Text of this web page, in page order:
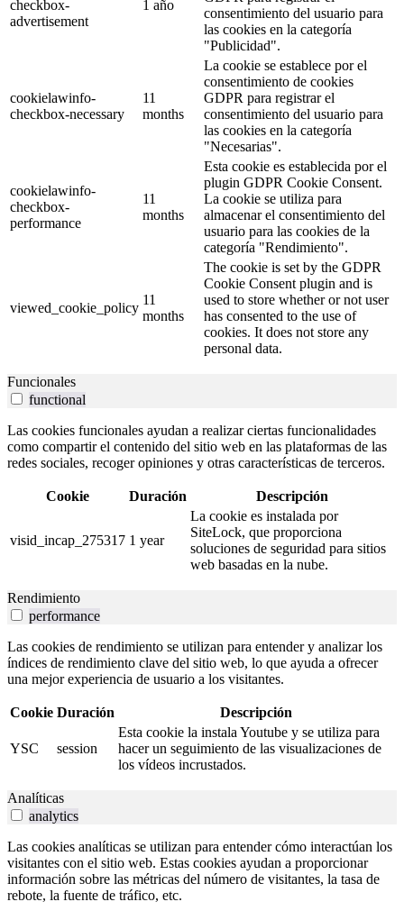
checkbox-
advertisement
1 año
consentimiento del usuario para
las cookies en la categoría
"Publicidad".
cookielawinfo-
checkbox-necessary
11
months
La cookie se establece por el
consentimiento de cookies
GDPR para registrar el
consentimiento del usuario para
las cookies en la categoría
"Necesarias".
cookielawinfo-
checkbox-
performance
11
months
Esta cookie es establecida por el
plugin GDPR Cookie Consent.
La cookie se utiliza para
almacenar el consentimiento del
usuario para las cookies de la
categoría "Rendimiento".
viewed_cookie_policy
11
months
The cookie is set by the GDPR
Cookie Consent plugin and is
used to store whether or not user
has consented to the use of
cookies. It does not store any
personal data.
Funcionales
functional
Las cookies funcionales ayudan a realizar ciertas funcionalidades
como compartir el contenido del sitio web en las plataformas de las
redes sociales, recoger opiniones y otras características de terceros.
Cookie Duración Descripción
visid_incap_275317 1 year
La cookie es instalada por
SiteLock, que proporciona
soluciones de seguridad para sitios
web basadas en la nube.
Rendimiento
performance
Las cookies de rendimiento se utilizan para entender y analizar los
índices de rendimiento clave del sitio web, lo que ayuda a ofrecer
una mejor experiencia de usuario a los visitantes.
Cookie Duración Descripción
YSC session
Esta cookie la instala Youtube y se utiliza para
hacer un seguimiento de las visualizaciones de
los vídeos incrustados.
Analíticas
analytics
Las cookies analíticas se utilizan para entender cómo interactúan los
visitantes con el sitio web. Estas cookies ayudan a proporcionar
información sobre las métricas del número de visitantes, la tasa de
rebote, la fuente de tráfico, etc.